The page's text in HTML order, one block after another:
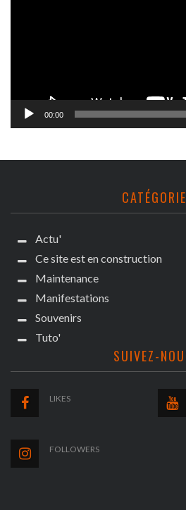
00:00
Actu'
Ce site est en construction
Maintenance
Manifestations
Souvenirs
Tuto'
SUIVEZ-
LIKES
FOLLOWERS